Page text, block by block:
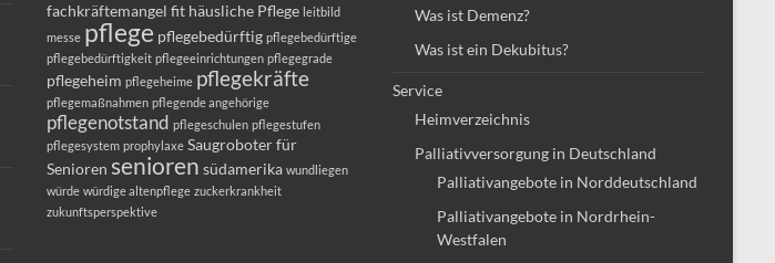
fachkräftemangel fit häusliche Pflege leitbild
messe pflege pflegebedürftig pflegebedürftige
pflegebedürftigkeit pflegeeinrichtungen pflegegrade
pflegeheim pflegeheime pflegekräfte
pflegemaßnahmen pflegende angehörige
pflegenotstand pflegeschulen pflegestufen
pflegesystem prophylaxe Saugroboter für
Senioren senioren südamerika wundliegen
würde würdige altenpflege zuckerkrankheit
zukunftsperspektive
Was ist Demenz?
Was ist ein Dekubitus?
Service
Heimverzeichnis
Palliativversorgung in Deutschland
Palliativangebote in Norddeutschland
Palliativangebote in Nordrhein-
Westfalen